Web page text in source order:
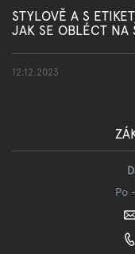
STYLOVĚ A S
JAK SE OBLÉCT NA
12.12.2023
Po